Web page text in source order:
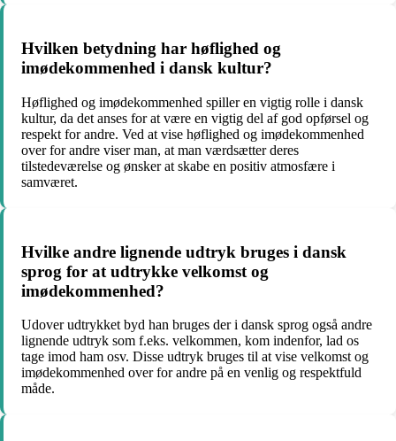
Hvilken betydning har høflighed og
imødekommenhed i dansk kultur?
Høflighed og imødekommenhed spiller en vigtig rolle i dansk
kultur, da det anses for at være en vigtig del af god opførsel og
respekt for andre. Ved at vise høflighed og imødekommenhed
over for andre viser man, at man værdsætter deres
tilstedeværelse og ønsker at skabe en positiv atmosfære i
samværet.
Hvilke andre lignende udtryk bruges i dansk
sprog for at udtrykke velkomst og
imødekommenhed?
Udover udtrykket byd han bruges der i dansk sprog også andre
lignende udtryk som f.eks. velkommen, kom indenfor, lad os
tage imod ham osv. Disse udtryk bruges til at vise velkomst og
imødekommenhed over for andre på en venlig og respektfuld
måde.